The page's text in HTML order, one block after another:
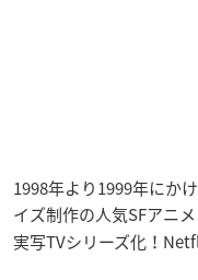
1998年より1999年にか
イズ制作の人気SFアニメ
実写TVシリーズ化！